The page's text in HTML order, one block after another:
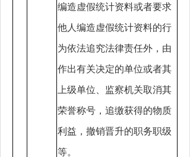
编造虚假统计资料或者要求
他人编造虚假统计资料的行
为依法追究法律责任外，由
作出有关决定的单位或者其
上级单位、监察机关取消其
荣誉称号，追缴获得的物质
利益，撤销晋升的职务职级
等。